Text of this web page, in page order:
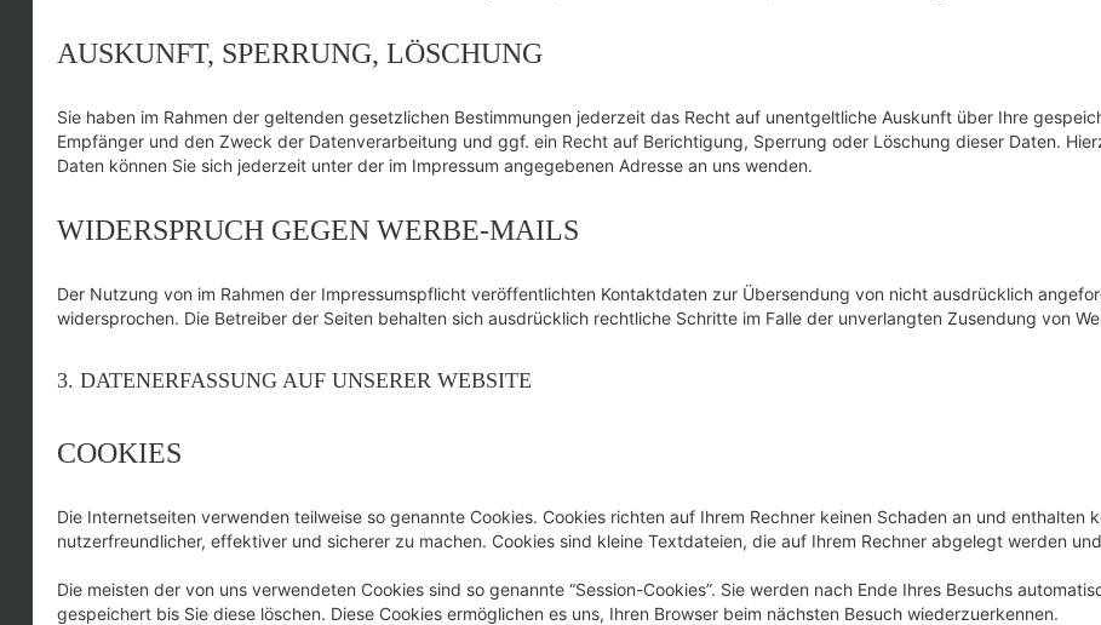
AUSKUNFT, SPERRUNG, LÖSCHUNG
Sie haben im Rahmen der geltenden gesetzlichen Bestimmungen jederzeit das Recht auf unentgeltliche Auskunft über Ihre
Empfänger und den Zweck der Datenverarbeitung und ggf. ein Recht auf Berichtigung, Sperrung oder Löschung dieser Daten.
Daten können Sie sich jederzeit unter der im Impressum angegebenen Adresse an uns wenden.
WIDERSPRUCH GEGEN WERBE-MAILS
Der Nutzung von im Rahmen der Impressumspflicht veröffentlichten Kontaktdaten zur Übersendung von nicht ausdrücklich
widersprochen. Die Betreiber der Seiten behalten sich ausdrücklich rechtliche Schritte im Falle der unverlangten Zusendung von
3. DATENERFASSUNG AUF UNSERER WEBSITE
COOKIES
Die Internetseiten verwenden teilweise so genannte Cookies. Cookies richten auf Ihrem Rechner keinen Schaden an und enthalten
nutzerfreundlicher, effektiver und sicherer zu machen. Cookies sind kleine Textdateien, die auf Ihrem Rechner abgelegt werden
Die meisten der von uns verwendeten Cookies sind so genannte “Session-Cookies”. Sie werden nach Ende Ihres Besuchs
gespeichert bis Sie diese löschen. Diese Cookies ermöglichen es uns, Ihren Browser beim nächsten Besuch wiederzuerkennen.